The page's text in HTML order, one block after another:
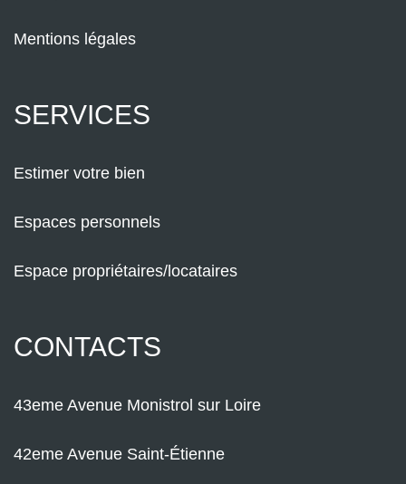
Mentions légales
SERVICES
Estimer votre bien
Espaces personnels
Espace propriétaires/locataires
CONTACTS
43eme Avenue Monistrol sur Loire
42eme Avenue Saint-Étienne